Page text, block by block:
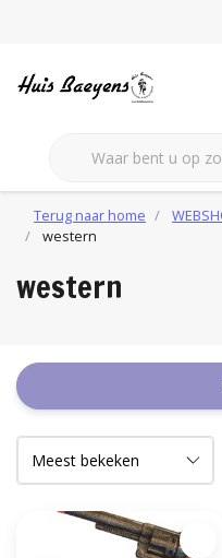
Terug naar home
western
western